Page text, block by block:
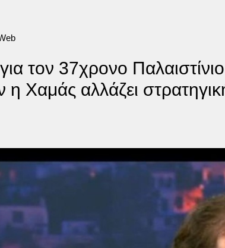
τον 37χρονο
η Χαμάς αλλάζει